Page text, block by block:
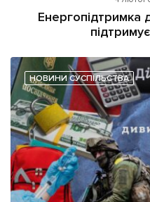
Картки
Репортаж
Розслідування
Погляди
Ініціативи
Лонгріди
НОВИНИ СУСПІЛЬСТВА